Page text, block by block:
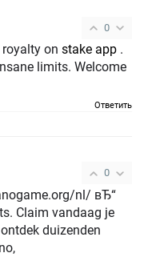
0
on stake app .
limits. Welcome
Ответить
0
nl/ вЂ“
Claim vandaag je
duizenden